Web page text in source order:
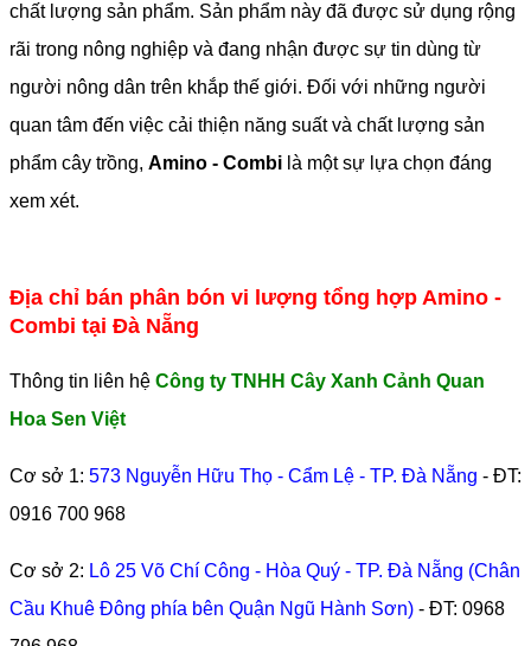
chất lượng sản phẩm. Sản phẩm này đã được sử dụng rộng
rãi trong nông nghiệp và đang nhận được sự tin dùng từ
người nông dân trên khắp thế giới. Đối với những người
quan tâm đến việc cải thiện năng suất và chất lượng sản
phẩm cây trồng, Amino - Combi là một sự lựa chọn đáng
xem xét.
Địa chỉ bán phân bón vi lượng tổng hợp Amino -
Combi tại Đà Nẵng
Thông tin liên hệ Công ty TNHH Cây Xanh Cảnh Quan
Hoa Sen Việt
Cơ sở 1: 573 Nguyễn Hữu Thọ - Cẩm Lệ - TP. Đà Nẵng - ĐT:
0916 700 968
Cơ sở 2: Lô 25 Võ Chí Công - Hòa Quý - TP. Đà Nẵng (Chân
Cầu Khuê Đông phía bên Quận Ngũ Hành Sơn) - ĐT: 0968